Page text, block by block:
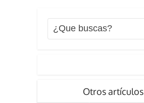
Otros artículos